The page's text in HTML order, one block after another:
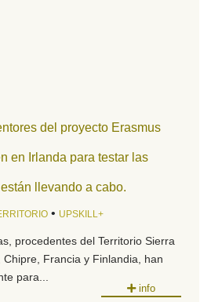
del proyecto Erasmus
en Irlanda para testar las
llevando a cabo.
• UPSKILL+
procedentes del Territorio Sierra
Francia y Finlandia, han
para...
info